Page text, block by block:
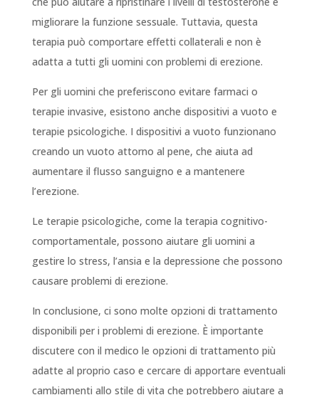
migliorare la funzione sessuale. Tuttavia, questa
terapia può comportare effetti collaterali e non è
adatta a tutti gli uomini con problemi di erezione.
Per gli uomini che preferiscono evitare farmaci o
terapie invasive, esistono anche dispositivi a vuoto e
terapie psicologiche. I dispositivi a vuoto funzionano
creando un vuoto attorno al pene, che aiuta ad
aumentare il flusso sanguigno e a mantenere
l’erezione.
Le terapie psicologiche, come la terapia cognitivo-
comportamentale, possono aiutare gli uomini a
gestire lo stress, l’ansia e la depressione che possono
causare problemi di erezione.
In conclusione, ci sono molte opzioni di trattamento
disponibili per i problemi di erezione. È importante
discutere con il medico le opzioni di trattamento più
adatte al proprio caso e cercare di apportare eventuali
cambiamenti allo stile di vita che potrebbero aiutare a